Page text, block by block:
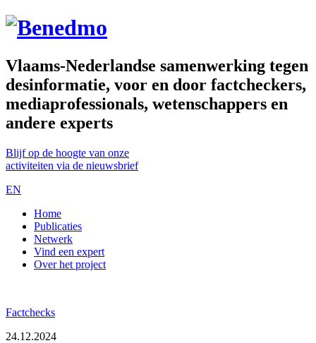
Vlaams-Nederlandse samenwerking tegen
desinformatie, voor en door factcheckers,
mediaprofessionals, wetenschappers en
andere experts
Blijf op de hoogte van onze
activiteiten via de nieuwsbrief
EN
Home
Publicaties
Netwerk
Vind een expert
Over het project
Factchecks
24.12.2024